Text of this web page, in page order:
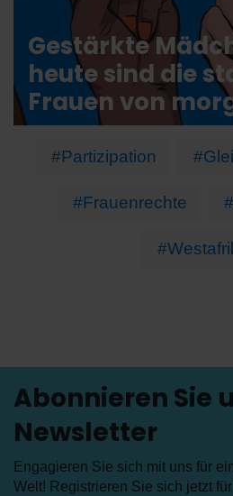
Gestärkte
heute sind die
Frauen von
#Partizipation
#Frauenrechte
Abonnieren Sie
Newsletter
Engagieren Sie sich mit uns für
Welt! Registrieren Sie sich jetzt